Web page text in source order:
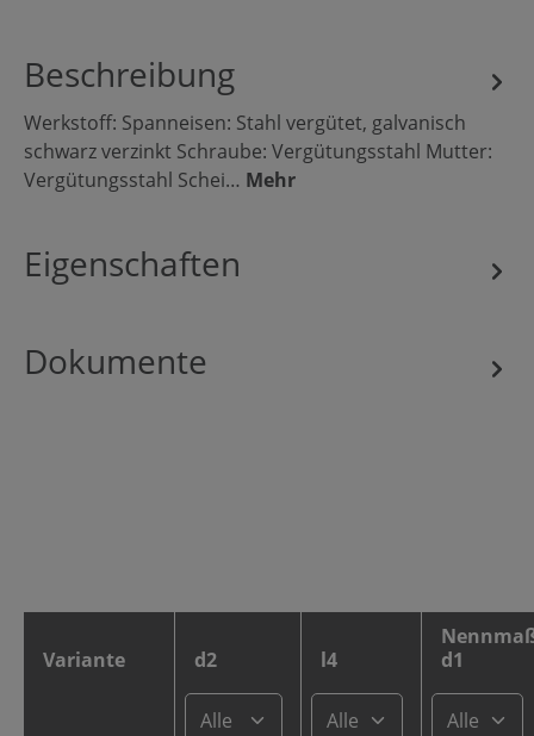
Beschreibung
Werkstoff: Spanneisen: Stahl vergütet, galvanisch
schwarz verzinkt Schraube: Vergütungsstahl Mutter:
Vergütungsstahl Schei… Mehr
Eigenschaften
Dokumente
Variante d2 l4
d1